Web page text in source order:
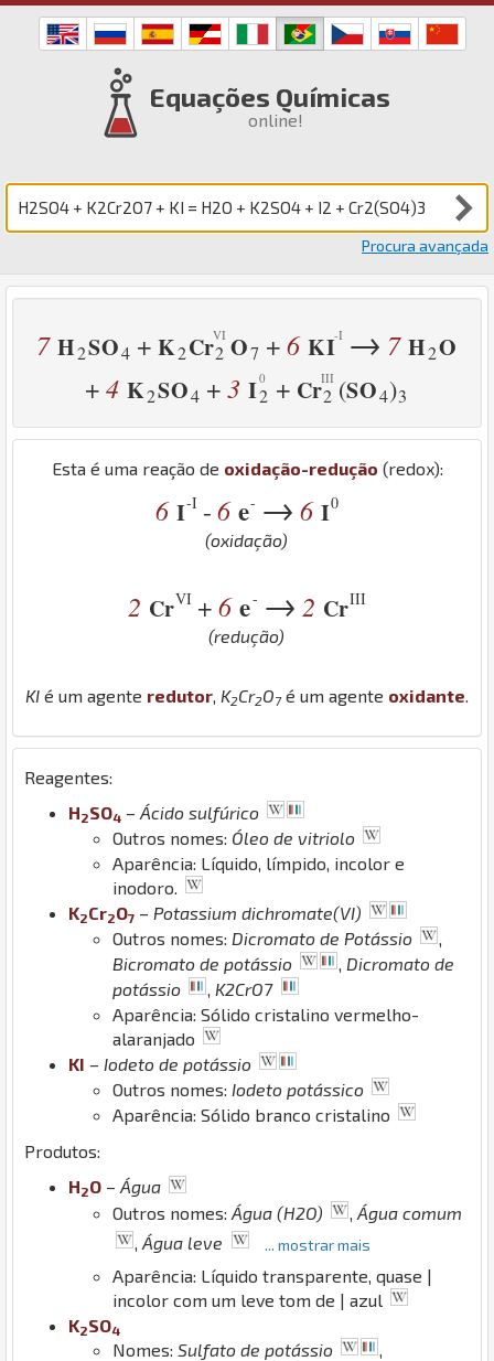
Equações Químicas
online!
Procura avançada
7 H2SO4 + K2Cr2 O7 +6 KI → 7 H2O
+4 K2SO4 +3 I2 + Cr2 (SO4)3
Esta é uma reação de oxidação-redução (redox):
6 I-I -6 e- → 6 I0
(oxidação)
2 CrVI + 6 e- → 2 CrIII
(redução)
KI é um agente redutor K2Cr2O7é um agente oxidante
Reagentes:
H2SO4 – Ácido sulfúrico
Outros nomes: Óleo de vitriolo
Aparência: Líquido, límpido, incolor e
inodoro.
K2Cr2O7 – Potassium dichromate(VI)
Outros nomes: Dicromato de Potássio
,
Bicromato de potássio
, Dicromato de
potássio
, K2CrO7
Aparência: Sólido cristalino vermelho-
alaranjado
KI – Iodeto de potássio
Outros nomes: Iodeto potássico
Aparência: Sólido branco cristalino
Produtos:
H2O – Água
Outros nomes: Água (H2O) ,Água comum
,Água leve ... mostrar mais
Aparência: Líquido transparente, quase |
incolor com um leve tom de | azul
K2SO4
Nomes: Sulfato de potássio